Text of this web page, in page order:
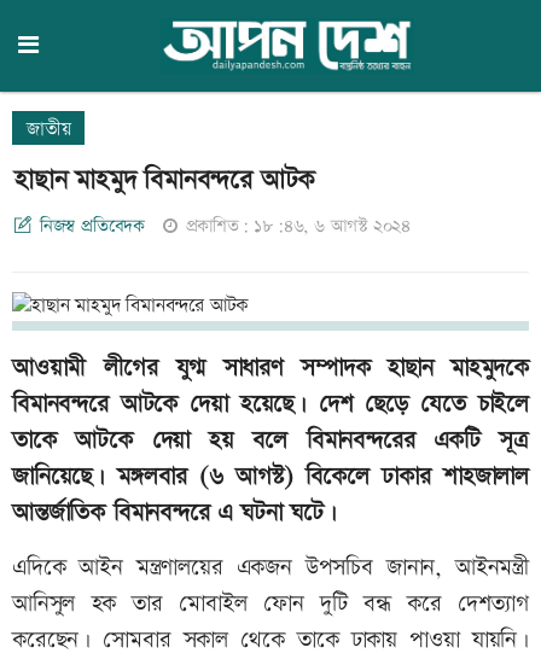
জাতীয়
হাছান মাহমুদ বিমানবন্দরে আটক
নিজস্ব প্রতিবেদক প্রকাশিত: ১৮:৪৬, ৬ আগস্ট ২০২৪
আওয়ামী লীগের যুগ্ম সাধারণ সম্পাদক হাছান মাহমুদকে
বিমানবন্দরে আটকে দেয়া হয়েছে। দেশ ছেড়ে যেতে চাইলে
তাকে আটকে দেয়া হয় বলে বিমানবন্দরের একটি সূত্র
জানিয়েছে। মঙ্গলবার (৬ আগস্ট) বিকেলে ঢাকার শাহজালাল
আন্তর্জাতিক বিমানবন্দরে এ ঘটনা ঘটে।
এদিকে আইন মন্ত্রণালয়ের একজন উপসচিব জানান, আইনমন্ত্রী
আনিসুল হক তার মোবাইল ফোন দুটি বন্ধ করে দেশত্যাগ
করেছেন। সোমবার সকাল থেকে তাকে ঢাকায় পাওয়া যায়নি।